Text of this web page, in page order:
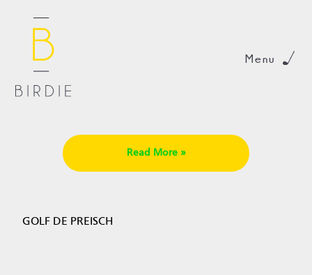
GOLF DE PREISCH
Read More »
Menu